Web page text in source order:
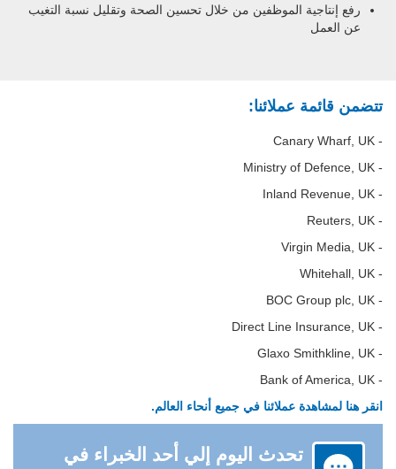
رفع إنتاجية الموظفين من خلال تحسين الصحة وتقليل نسبة التغيب
عن العمل
تتضمن قائمة عملائنا:
- Canary Wharf, UK
- Ministry of Defence, UK
- Inland Revenue, UK
- Reuters, UK
- Virgin Media, UK
- Whitehall, UK
- BOC Group plc, UK
- Direct Line Insurance, UK
- Glaxo Smithkline, UK
- Bank of America, UK
انقر هنا لمشاهدة عملائنا في جميع أنحاء العالم.
تحدث اليوم إلي أحد الخبراء في